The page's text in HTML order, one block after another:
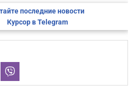
последние новости
Курсор в Telegram